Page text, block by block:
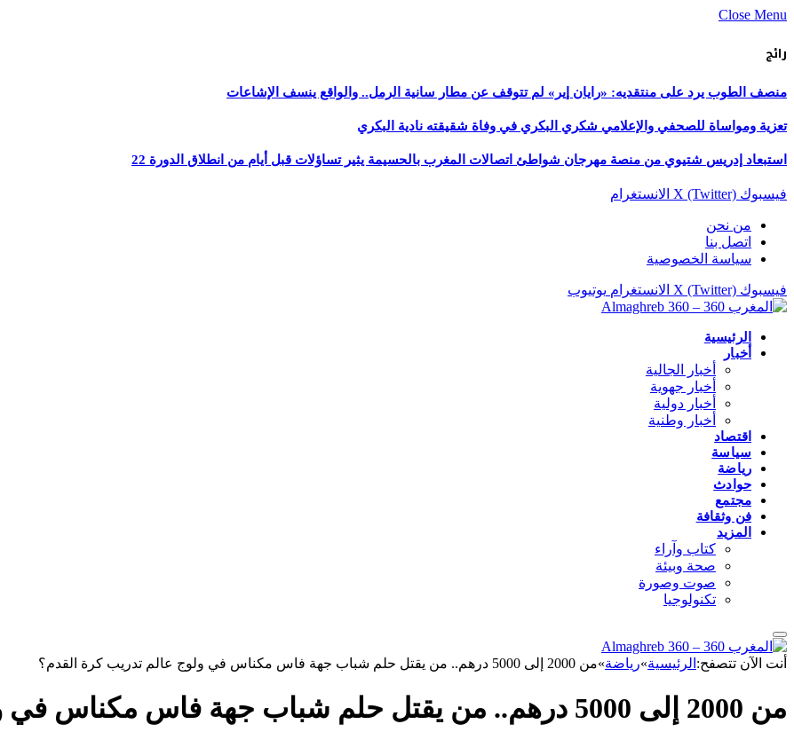
Close Menu
رائج
منصف الطوب يرد على منتقديه: «رايان إير» لم تتوقف عن مطار سانية الرمل.. والواقع ينسف الإشاعات
تعزية ومواساة للصحفي والإعلامي شكري البكري في وفاة شقيقته نادية البكري
استبعاد إدريس شتيوي من منصة مهرجان شواطئ اتصالات المغرب بالحسيمة يثير تساؤلات قبل أيام من انطلاق الدورة 22
فيسبوك X (Twitter) الانستغرام
من نحن
اتصل بنا
سياسة الخصوصية
فيسبوك X (Twitter) الانستغرام يوتيوب
الرئيسية
أخبار
أخبار الجالية
أخبار جهوية
أخبار دولية
أخبار وطنية
اقتصاد
سياسة
رياضة
حوادث
مجتمع
فن وثقافة
المزيد
كتاب وآراء
صحة وبيئة
صوت وصورة
تكنولوجيا
أنت الآن تتصفح: الرئيسية»رياضة»من 2000 إلى 5000 درهم.. من يقتل حلم شباب جهة فاس مكناس في ولوج عالم تدريب كرة القدم؟
من 2000 إلى 5000 درهم.. من يقتل حلم شباب جهة فاس مكناس في ولوج عالم تدريب كرة القدم؟